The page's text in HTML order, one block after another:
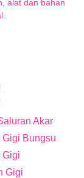
alat dan bahan
Akar
Gigi Bungsu
Gigi
Gigi